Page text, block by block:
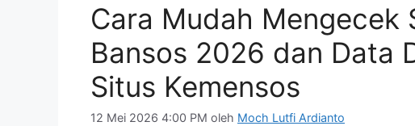
Cara Mudah Mengecek
Bansos 2026 dan Data
Situs Kemensos
12 Mei 2026 4:00 PM oleh Moch Lutfi Ardianto